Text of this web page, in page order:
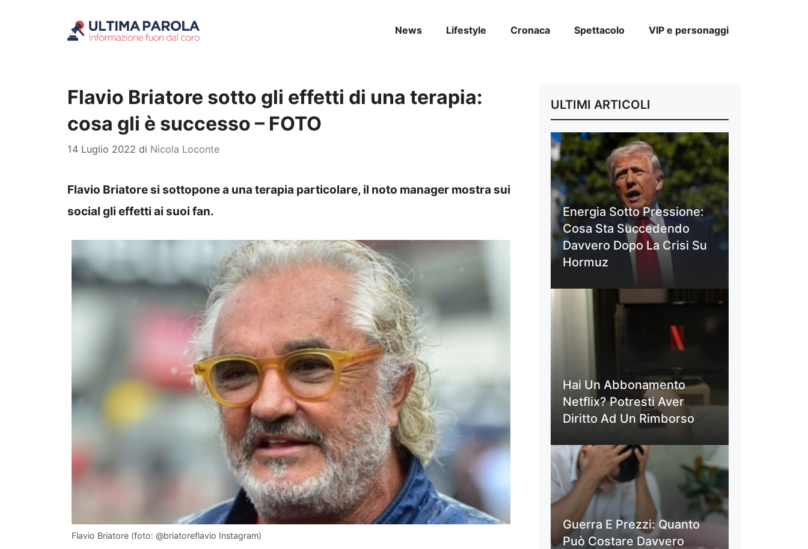
News Lifestyle Cronaca Spettacolo VIP e personaggi
Flavio Briatore sotto gli effetti di una terapia:
cosa gli è successo – FOTO
14 Luglio 2022 di Nicola Loconte
Flavio Briatore si sottopone a una terapia particolare, il noto manager mostra sui
social gli effetti ai suoi fan.
Flavio Briatore (foto: @briatoreflavio Instagram)
ULTIMI ARTICOLI
Energia Sotto Pressione:
Cosa Sta Succedendo
Davvero Dopo La Crisi Su
Hormuz
Hai Un Abbonamento
Netflix? Potresti Aver
Diritto Ad Un Rimborso
Guerra E Prezzi: Quanto
Può Costare Davvero